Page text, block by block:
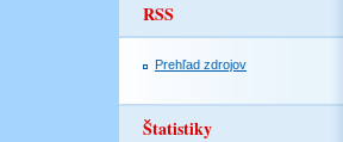
RSS
Prehľad zdrojov
Štatistiky